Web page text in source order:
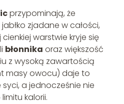
przypominają, że
zjadane w całości,
warstwie kryje się
błonnika oraz większość
z wysoką zawartością
masy owocu) daje to
a jednocześnie nie
kalorii.